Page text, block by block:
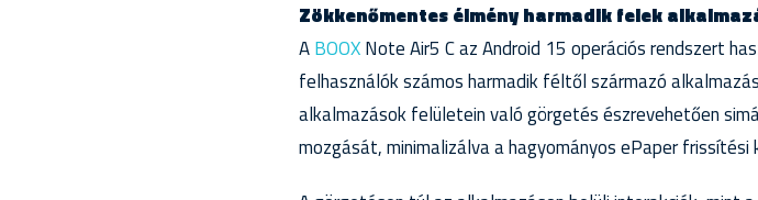
Zökkenőmentes élmény harmadik felek
ABOOXNote Air5 C az Android 15 operációs rendszert
felhasználók számos harmadik féltől származó
alkalmazások felületein való görgetés észrevehetően
mozgását, minimalizálva a hagyományos ePaper